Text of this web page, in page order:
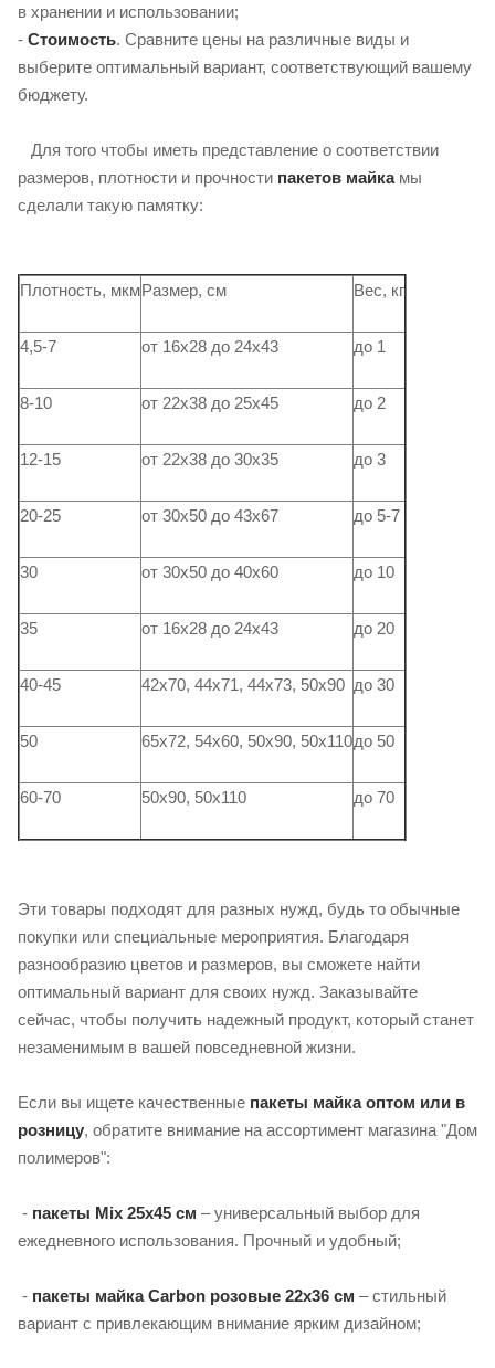
в хранении и использовании;
- Стоимость. Сравните цены на различные виды и
выберите оптимальный вариант, соответствующий вашему
бюджету.
Для того чтобы иметь представление о соответствии
размеров, плотности и прочности пакетов майкамы
сделали такую ​​памятку:
Плотность, мкмРазмер, см Вес, кг
4,5-7 от 16х28 до 24х43 до 1
8-10 от 22х38 до 25х45 до 2
12-15 от 22х38 до 30х35 до 3
20-25 от 30х50 до 43х67 до 5-7
30 от 30х50 до 40х60 до 10
35 от 16х28 до 24х43 до 20
40-45 42х70, 44х71, 44х73, 50х90 до 30
50 65х72, 54х60, 50х90, 50х110до 50
60-70 50х90, 50х110 до 70
Эти товары подходят для разных нужд, будь то обычные
покупки или специальные мероприятия. Благодаря
разнообразию цветов и размеров, вы сможете найти
оптимальный вариант для своих нужд. Заказывайте
сейчас, чтобы получить надежный продукт, который станет
незаменимым в вашей повседневной жизни.
Если вы ищете качественные пакеты майка оптом или в
розницу, обратите внимание на ассортимент магазина "Дом
полимеров":
- пакеты Mix 25х45 см – универсальный выбор для
ежедневного использования. Прочный и удобный;
- пакеты майка Carbon розовые 22х36 см – стильный
вариант с привлекающим внимание ярким дизайном;